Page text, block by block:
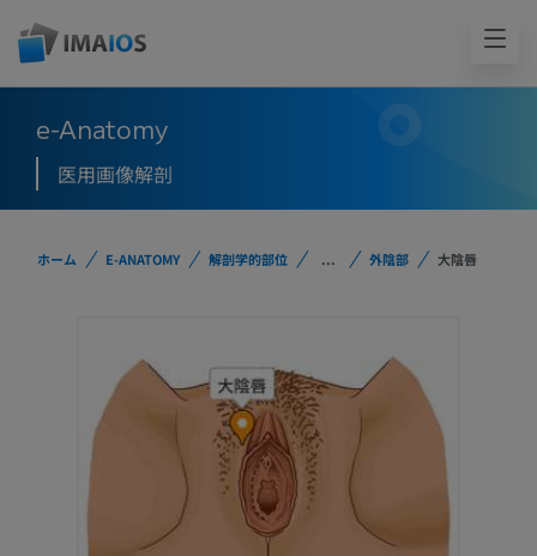
e-Anatomy
医用画像解剖
ホーム E-ANATOMY 解剖学的部位 ... 外陰部 大陰唇